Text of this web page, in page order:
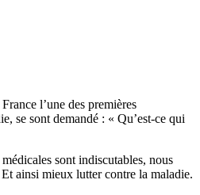
l’une des premières
se sont demandé : « Qu’est-ce qui
sont indiscutables, nous
ainsi mieux lutter contre la maladie.